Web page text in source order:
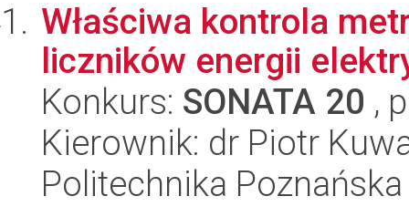
Właściwa kontrola
liczników energii
Konkurs: SONATA 20 ,
Kierownik: dr Piotr
Politechnika Poznańska